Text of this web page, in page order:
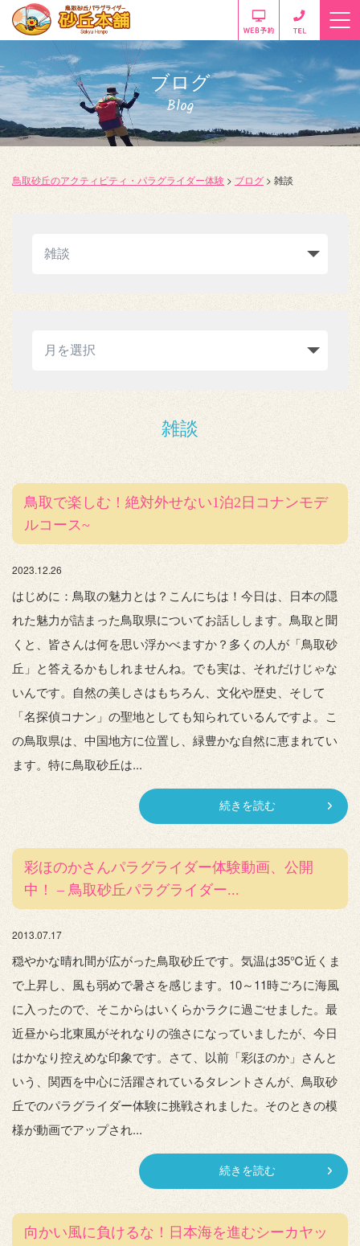
ブログ
Blog
鳥取砂丘のアクティビティ・パラグライダー体験 > ブログ > 雑談
雑談
鳥取で楽しむ！絶対外せない1泊2日コナンモデ
ルコース~
2023.12.26
はじめに：鳥取の魅力とは？こんにちは！今日は、日本の隠
れた魅力が詰まった鳥取県についてお話しします。鳥取と聞
くと、皆さんは何を思い浮かべますか？多くの人が「鳥取砂
丘」と答えるかもしれませんね。でも実は、それだけじゃな
いんです。自然の美しさはもちろん、文化や歴史、そして
「名探偵コナン」の聖地としても知られているんですよ。こ
の鳥取県は、中国地方に位置し、緑豊かな自然に恵まれてい
ます。特に鳥取砂丘は...
続きを読む
彩ほのかさんパラグライダー体験動画、公開
中！ – 鳥取砂丘パラグライダー...
2013.07.17
穏やかな晴れ間が広がった鳥取砂丘です。気温は35℃近くま
で上昇し、風も弱めで暑さを感じます。10～11時ごろに海風
に入ったので、そこからはいくらかラクに過ごせました。最
近昼から北東風がそれなりの強さになっていましたが、今日
はかなり控えめな印象です。さて、以前「彩ほのか」さんと
いう、関西を中心に活躍されているタレントさんが、鳥取砂
丘でのパラグライダー体験に挑戦されました。そのときの模
様が動画でアップされ...
続きを読む
向かい風に負けるな！日本海を進むシーカヤッ